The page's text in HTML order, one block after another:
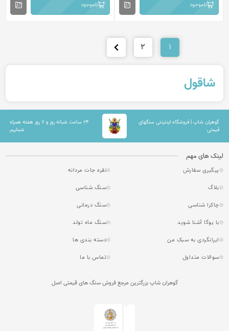
ناموجود ناموجود
1
2
شاقول
گوهران شاپ | فروشگاه اینترنتی سنگهای
قیمتی
۲۴ ساعت شبانه روز و ۷ روز هفته همراه
شماییم
لینک های مهم
پیگیری سفارش
نقره جات مردانه
بلاگ
سنگ شناسی
چاکرا شناسی
سنگ درمانی
با یوگا آشنا شوید
سنگ ماه تولد
ایرانگردی به سبک من
دسته بندی ها
سوالات متداول
تماس با ما
گوهران شاپ بزرگترین مرجع فروش سنگ های قیمتی اصل